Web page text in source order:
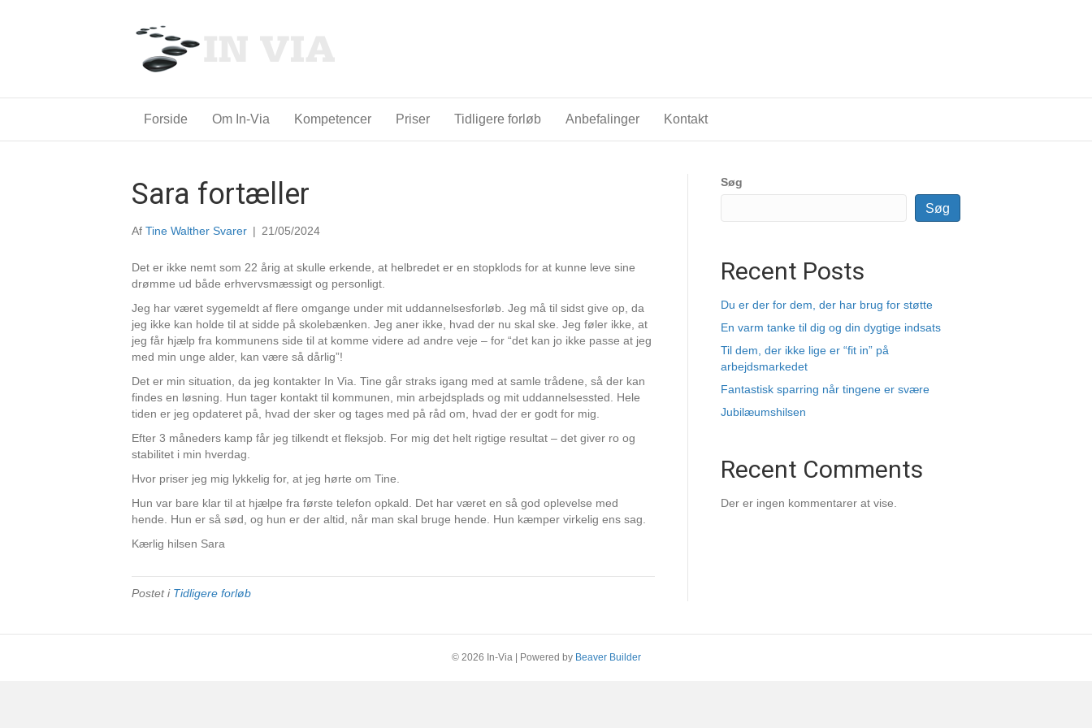
Forside Om In-Via Kompetencer Priser Tidligere forløb Anbefalinger Kontakt
Sara fortæller
Af Tine Walther Svarer | 21/05/2024
Det er ikke nemt som 22 årig at skulle erkende, at helbredet er en stopklods for at kunne leve sine
drømme ud både erhvervsmæssigt og personligt.
Jeg har været sygemeldt af flere omgange under mit uddannelsesforløb. Jeg må til sidst give op, da
jeg ikke kan holde til at sidde på skolebænken. Jeg aner ikke, hvad der nu skal ske. Jeg føler ikke, at
jeg får hjælp fra kommunens side til at komme videre ad andre veje – for “det kan jo ikke passe at jeg
med min unge alder, kan være så dårlig”!
Det er min situation, da jeg kontakter In Via. Tine går straks igang med at samle trådene, så der kan
findes en løsning. Hun tager kontakt til kommunen, min arbejdsplads og mit uddannelsessted. Hele
tiden er jeg opdateret på, hvad der sker og tages med på råd om, hvad der er godt for mig.
Efter 3 måneders kamp får jeg tilkendt et fleksjob. For mig det helt rigtige resultat – det giver ro og
stabilitet i min hverdag.
Hvor priser jeg mig lykkelig for, at jeg hørte om Tine.
Hun var bare klar til at hjælpe fra første telefon opkald. Det har været en så god oplevelse med
hende. Hun er så sød, og hun er der altid, når man skal bruge hende. Hun kæmper virkelig ens sag.
Kærlig hilsen Sara
Postet i Tidligere forløb
Søg
Søg
Recent Posts
Du er der for dem, der har brug for støtte
En varm tanke til dig og din dygtige indsats
Til dem, der ikke lige er “fit in” på
arbejdsmarkedet
Fantastisk sparring når tingene er svære
Jubilæumshilsen
Recent Comments
Der er ingen kommentarer at vise.
© 2026 In-Via Powered by Beaver Builder